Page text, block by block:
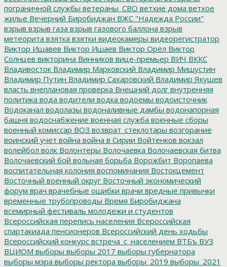
пограничной службы ветераны_СВО ветхие дома ветхое
жилье Вечерний Биробиджан ВЖС "Надежда России"
взрыв взрыв газа взрыв газового баллона взрыв
метеорита взятка взятки видеокамеры видеорегистратор
Виктор Ишавев Виктор Ишаев Виктор Орёл Виктор
Солнцев викторина Винников вице-премьер ВИЧ ВККС
Владивосток Владимир Марковский Владимир Мишустин
Владимир Путин Владимир Сахаровский Владимир Якушев
власть внеплановая проверка Внешний долг внутренняя
политика вода водители водка водоемы водоисточник
Водоканал водолазы водоналивные дамбы водонапорная
башня водоснабжение военная служба военные сборы
военный комиссар ВОЗ возврат_стеклотары возгорание
воинский учет война война в Сирии Войтенков вокзал
волейбол волк Волонтеры Волочаевка Волочаевская битва
Волочаевский бой вольная борьба Ворожбит Воропаева
воспитательная колония воспоминания Востокцемент
Восточный военный округ Восточный экономический
форум врач врачебные ошибки врачи вредные привычки
временные трубопроводы Время Биробиджана
всемирный фестиваль молодежи и студентов
Всероссийская перепись населения Всероссийская
спартакиада пенсионеров Всероссийский день ходьбы
Всероссийский конкурс встреча_с_населением ВТБъ ВУЗ
ВЦИОМ выборы выборы 2017 выборы губернатора
выборы мэра выборы ректора выборы_2019 выборы_2021